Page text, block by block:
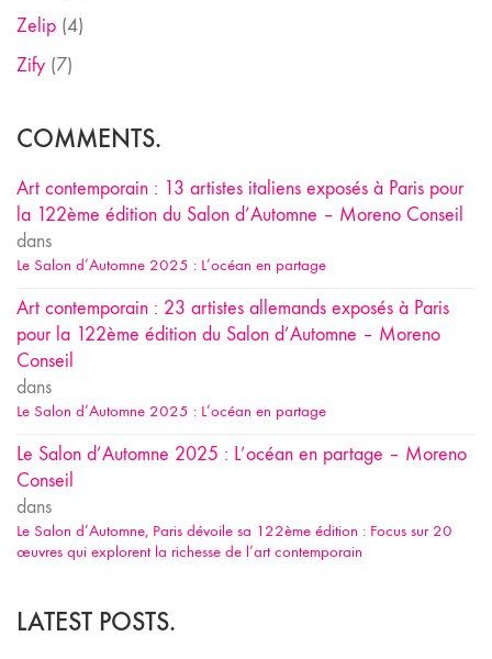
Zelip (4)
Zify (7)
COMMENTS.
Art contemporain : 13 artistes italiens exposés à Paris pour
la 122ème édition du Salon d’Automne – Moreno Conseil
dans
Le Salon d’Automne 2025 : L’océan en partage
Art contemporain : 23 artistes allemands exposés à Paris
pour la 122ème édition du Salon d’Automne – Moreno
Conseil
dans
Le Salon d’Automne 2025 : L’océan en partage
Le Salon d’Automne 2025 : L’océan en partage – Moreno
Conseil
dans
Le Salon d’Automne, Paris dévoile sa 122ème édition : Focus sur 20
œuvres qui explorent la richesse de l’art contemporain
LATEST POSTS.